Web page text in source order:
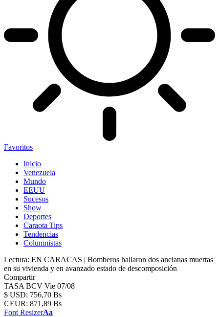
Favoritos
Inicio
Venezuela
Mundo
EEUU
Sucesos
Show
Deportes
Caraota Tips
Tendencias
Columnistas
Lectura: EN CARACAS | Bomberos hallaron dos ancianas muertas
en su vivienda y en avanzado estado de descomposición
Compartir
TASA BCV Vie 07/08
$ USD: 756,70 Bs
€ EUR: 871,89 Bs
Font ResizerAa